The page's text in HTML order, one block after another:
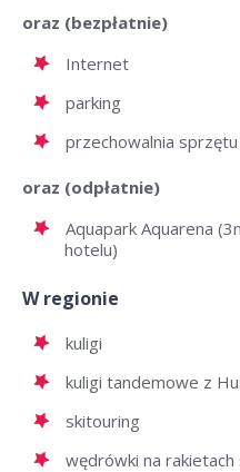
oraz (bezpłatnie)
Internet
parking
przechowalnia
oraz (odpłatnie)
Aquapark Aquarena
hotelu)
W regionie
kuligi
kuligi tandemowe z
skitouring
wędrówki na rakietach